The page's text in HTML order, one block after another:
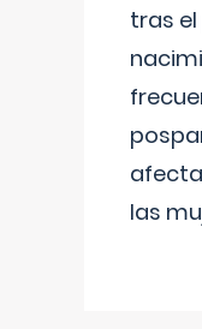
tras
las